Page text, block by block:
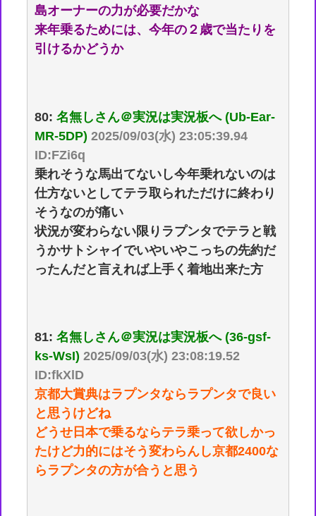
島オーナーの力が必要だかな
来年乗るためには、今年の２歳で当たりを
引けるかどうか
80:名無しさん＠実況は実況板へ (Ub-Ear-
MR-5DP) 2025/09/03(水) 23:05:39.94
ID:FZi6q
乗れそうな馬出てないし今年乗れないのは
仕方ないとしてテラ取られただけに終わり
そうなのが痛い
状況が変わらない限りラプンタでテラと戦
うかサトシャイでいやいやこっちの先約だ
ったんだと言えれば上手く着地出来た方
81:名無しさん＠実況は実況板へ (36-gsf-
ks-WsI) 2025/09/03(水) 23:08:19.52
ID:fkXlD
京都大賞典はラプンタならラプンタで良い
と思うけどね
どうせ日本で乗るならテラ乗って欲しかっ
たけど力的にはそう変わらんし京都2400な
らラプンタの方が合うと思う